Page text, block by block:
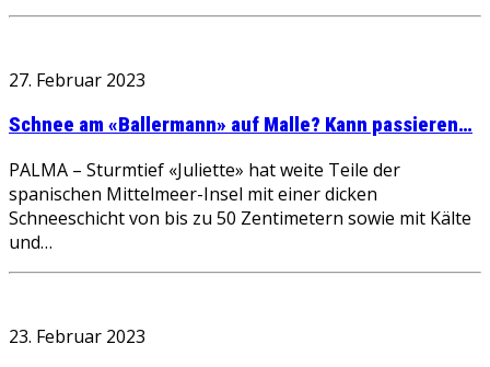
27. Februar 2023
Schnee am «Ballermann» auf Malle? Kann passieren…
PALMA – Sturmtief «Juliette» hat weite Teile der
spanischen Mittelmeer-Insel mit einer dicken
Schneeschicht von bis zu 50 Zentimetern sowie mit Kälte
und…
23. Februar 2023